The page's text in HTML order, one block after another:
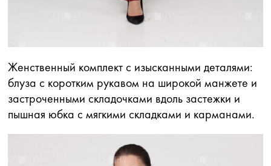
Женственный комплект с изысканными деталями:
блуза с коротким рукавом на широкой манжете и
застроченными складочками вдоль застежки и
пышная юбка с мягкими складками и карманами.